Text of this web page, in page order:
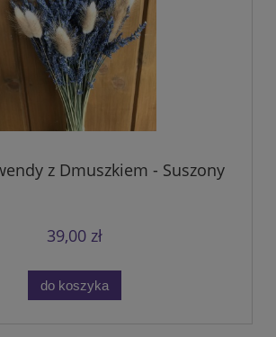
z Dmuszkiem - Suszony
39,00 zł
do koszyka